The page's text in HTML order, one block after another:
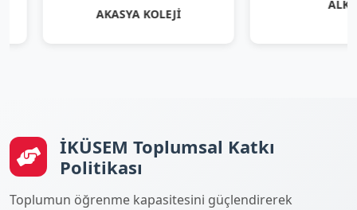
AKASYA KOLEJİ
İKÜSEM Toplumsal Katkı
Politikası
Toplumun öğrenme kapasitesini güçlendirerek